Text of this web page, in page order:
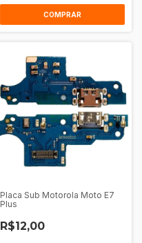
COMPRAR
Placa Sub Motorola Moto E7
Plus
R$12,00